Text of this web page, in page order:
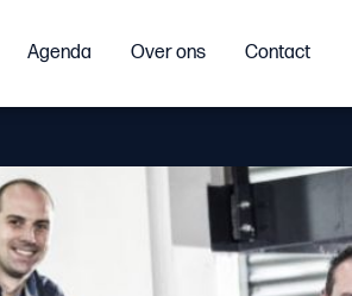
Agenda Over ons Contact